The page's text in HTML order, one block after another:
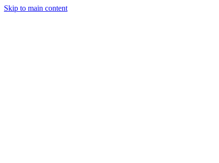
Skip to main content